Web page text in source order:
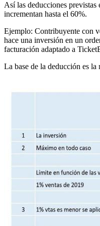
Así las deducciones
incrementan hasta el 60%.
Ejemplo: Contribuyente con
hace una inversión en un
facturación adaptado a
La base de la deducción es la